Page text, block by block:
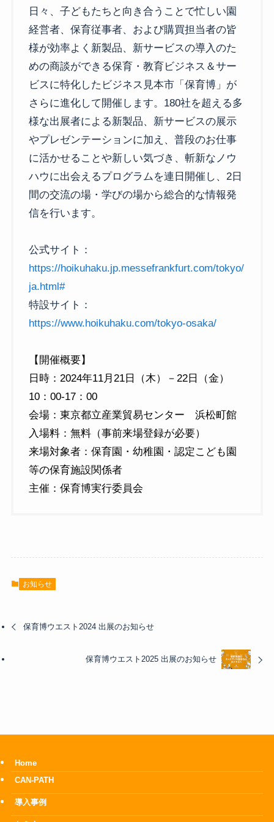
日々、子どもたちと向き合うことで忙しい園
経営者、保育従事者、および購買担当者の皆
様が効率よく新製品、新サービスの導入のた
めの商談ができる保育・教育ビジネス＆サー
ビスに特化したビジネス見本市「保育博」が
さらに進化して開催します。180社を超える多
様な出展者による新製品、新サービスの展示
やプレゼンテーションに加え、普段のお仕事
に活かせることや新しい気づき、斬新なノウ
ハウに出会えるプログラムを連日開催し、2日
間の交流の場・学びの場から総合的な情報発
信を行います。
公式サイト：
https://hoikuhaku.jp.messefrankfurt.com/tokyo/
ja.html#
特設サイト：
https://www.hoikuhaku.com/tokyo-osaka/
【開催概要】
日時：2024年11月21日（木）－22日（金）
10：00-17：00
会場：東京都立産業貿易センター 浜松町館
入場料：無料（事前来場登録が必要）
来場対象者：保育園・幼稚園・認定こども園
等の保育施設関係者
主催：保育博実行委員会
お知らせ
保育博ウエスト2024 出展のお知らせ
保育博ウエスト2025 出展のお知らせ
Home
CAN-PATH
導入事例